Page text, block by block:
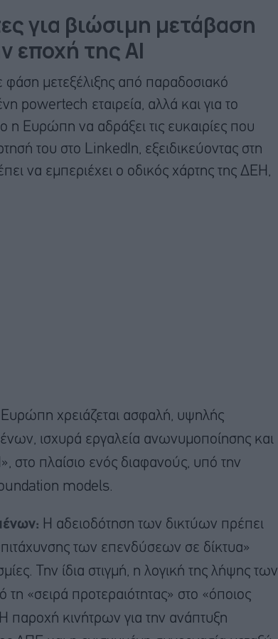
για βιώσιμη μετάβαση
εποχή της ΑΙ
φάση μετεξέλιξης από παραδοσιακό
powertech εταιρεία, αλλά και για το
η Ευρώπη να αδράξει τις ευκαιρίες που
του στο LinkedIn, εξειδικεύοντας στη
να εμπεριέχει ο οδικός χάρτης της ΔΕΗ,
χρειάζεται ασφαλή, υψηλής
ισχυρά εργαλεία ανωνυμοποίησης και
στο πλαίσιο ενός διαφανούς, υπό την
models.
Η αδειοδότηση των δικτύων πρέπει
των επενδύσεων σε δίκτυα»
Την ίδια στιγμή, η λογική της λήψης των
«σειρά προτεραιότητας» στο «όποιος
παροχή κινήτρων για την ανάπτυξη